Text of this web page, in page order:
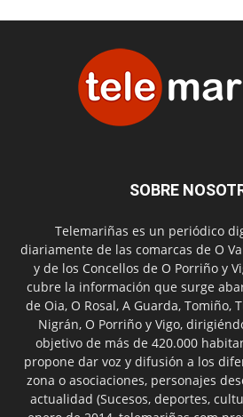
SOBRE
Telemariñas es un periódico
diariamente de las comarcas de O
y de los Concellos de O Porriño y
cubre la información que surge
de Oia, O Rosal, A Guarda, Tomiño,
Nigrán, O Porriño y Vigo,
objetivo de más de 420.000
propone dar voz y difusión a los
zona o asociaciones, personajes
actualidad (Sucesos, deportes,